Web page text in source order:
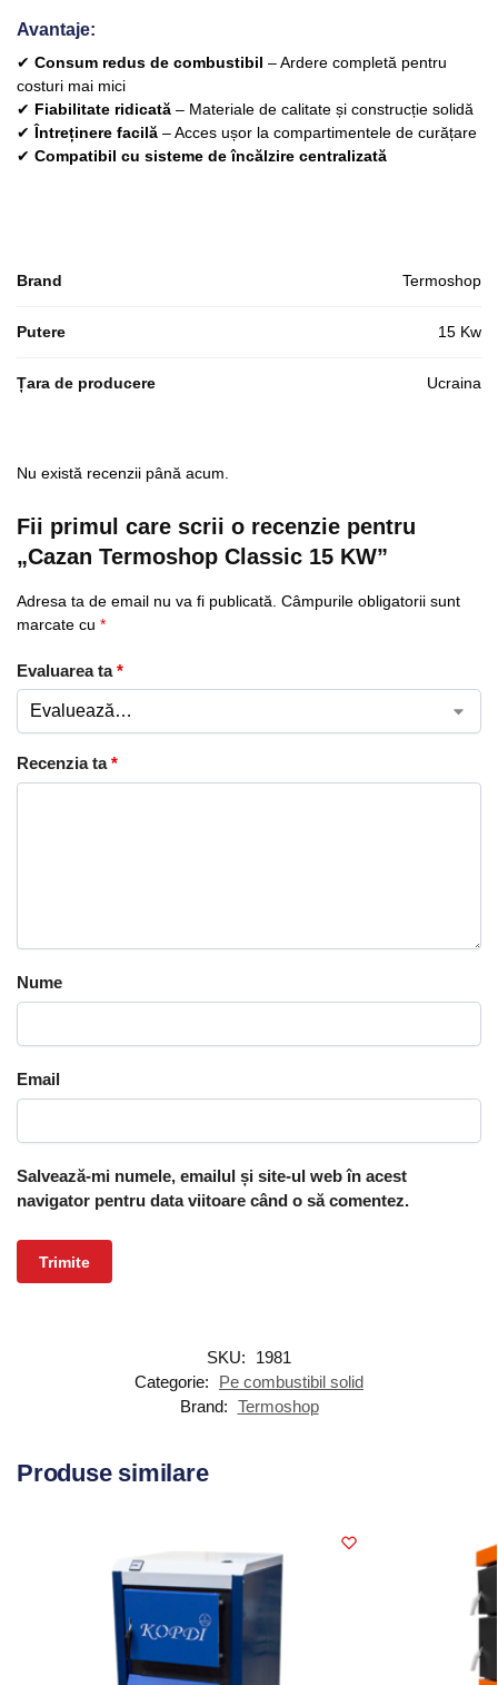
Avantaje:
✔ Consum redus de combustibil – Ardere completă pentru
costuri mai mici
✔ Fiabilitate ridicată – Materiale de calitate și construcție solidă
✔ Întreținere facilă – Acces ușor la compartimentele de curățare
✔ Compatibil cu sisteme de încălzire centralizată
Brand Termoshop
Putere 15 Kw
Țara de producere Ucraina
Nu există recenzii până acum.
Fii primul care scrii o recenzie pentru
„Cazan Termoshop Classic 15 KW”
Adresa ta de email nu va fi publicată. Câmpurile obligatorii sunt
marcate cu *
Evaluarea ta*
Recenzia ta*
Nume
Email
Salvează-mi numele, emailul și site-ul web în acest
navigator pentru data viitoare când o să comentez.
SKU:
1981
Categorie:
Pe combustibil solid
Brand: Termoshop
Produse similare